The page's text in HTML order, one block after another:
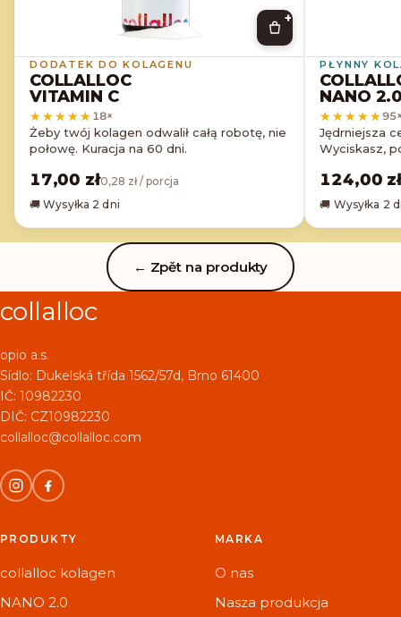
+
DODATEK DO KOLAGENU
COLLALLOC
VITAMIN C
★★★★★
★★★★★ 18×
Żeby twój kolagen odwalił całą robotę, nie
połowę. Kuracja na 60 dni.
17,00 zł0,28 zł / porcja
🚚 Wysyłka 2 dni
PŁYNNY
NANO
★★★★★
★★★★★95
Jędrniejsza
Wyciskasz,
124,00 zł
🚚 Wysyłka 2
← Zpět na produkty
collalloc
opio a.s.
Sídlo: Dukelská třída 1562/57d, Brno 61400
IČ: 10982230
DIČ: CZ10982230
collalloc@collalloc.com
PRODUKTY
collalloc kolagen
NANO 2.0
MARKA
O nas
Nasza produkcja